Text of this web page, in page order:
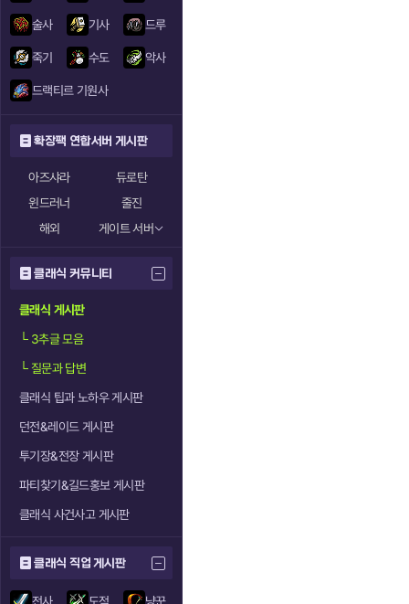
술사 기사 드루
죽기 수도 악사
드랙티르 기원사
확장팩 연합서버 게시판
아즈샤라
듀로탄
윈드러너
줄진
해외
게이트 서버
클래식 커뮤니티
클래식 게시판
└3추글 모음
└질문과 답변
클래식 팁과 노하우 게시판
던전&레이드 게시판
투기장&전장 게시판
파티찾기&길드홍보 게시판
클래식 사건사고 게시판
클래식 직업 게시판